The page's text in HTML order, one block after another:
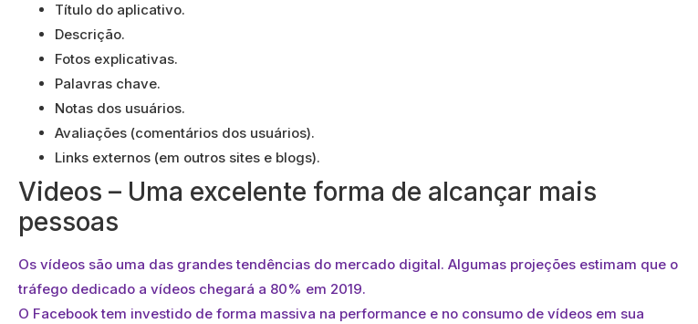
Título do aplicativo.
Descrição.
Fotos explicativas.
Palavras chave.
Notas dos usuários.
Avaliações (comentários dos usuários).
Links externos (em outros sites e blogs).
Videos – Uma excelente forma de alcançar mais
pessoas
Os vídeos são uma das grandes tendências do mercado digital. Algumas projeções estimam que o
tráfego dedicado a vídeos chegará a 80% em 2019.
O Facebook tem investido de forma massiva na performance e no consumo de vídeos em sua